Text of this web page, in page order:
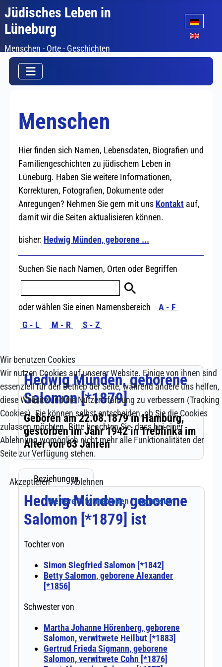
Jüdisches Leben in
Lüneburg
Menschen - Orte - Geschichten
Sprache
Wir benutzen Cookies
Wir nutzen Cookies auf unserer Website. Einige von ihnen sind
essenziell für den Betrieb der Seite, während andere uns helfen,
diese Website und die Nutzererfahrung zu verbessern (Tracking
Cookies). Sie können selbst entscheiden, ob Sie die Cookies
zulassen möchten. Bitte beachten Sie, dass bei einer
Ablehnung womöglich nicht mehr alle Funktionalitäten der
Seite zur Verfügung stehen.
Akzeptieren
Ablehnen
Weitere Informationen|Impressum